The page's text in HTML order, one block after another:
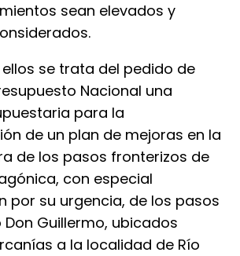
sean elevados y
ellos se trata del pedido de
Nacional una
para la
de un plan de mejoras en la
de los pasos fronterizos de
con especial
por su urgencia, de los pasos
Don Guillermo, ubicados
a la localidad de Río